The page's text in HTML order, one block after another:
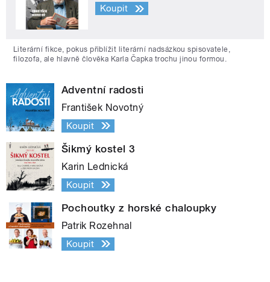
Koupit
Literární fikce, pokus přiblížit literární nadsázkou spisovatele,
filozofa, ale hlavně člověka Karla Čapka trochu jinou formou.
Adventní radosti
František Novotný
Koupit
Šikmý kostel 3
Karin Lednická
Koupit
Pochoutky z horské chaloupky
Patrik Rozehnal
Koupit